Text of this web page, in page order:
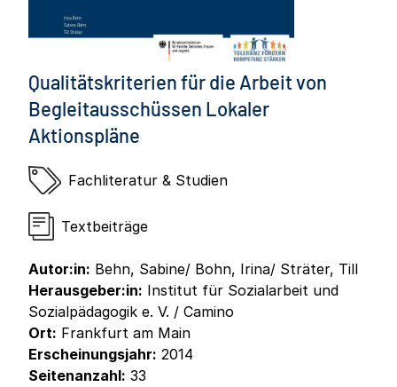
Qualitätskriterien für die Arbeit von
Begleitausschüssen Lokaler
Aktionspläne
Fachliteratur & Studien
Textbeiträge
Autor:in: Behn, Sabine/ Bohn, Irina/ Sträter, Till
Herausgeber:in: Institut für Sozialarbeit und
Sozialpädagogik e. V. / Camino
Ort: Frankfurt am Main
Erscheinungsjahr: 2014
Seitenanzahl: 33